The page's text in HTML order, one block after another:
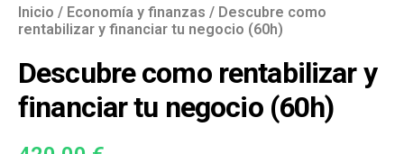
Inicio / Economía y finanzas / Descubre como
rentabilizar y financiar tu negocio (60h)
Descubre como rentabilizar y
financiar tu negocio (60h)